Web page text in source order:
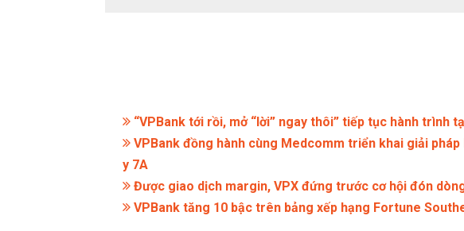
“VPBank tới rồi, mở “lời” ngay thôi” tiếp tục hành trình
VPBank đồng hành cùng Medcomm triển khai giải
y 7A
Được giao dịch margin, VPX đứng trước cơ hội đón
VPBank tăng 10 bậc trên bảng xếp hạng Fortune